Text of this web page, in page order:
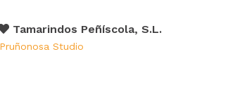
Tamarindos Peñíscola, S.L.
Pruñonosa Studio